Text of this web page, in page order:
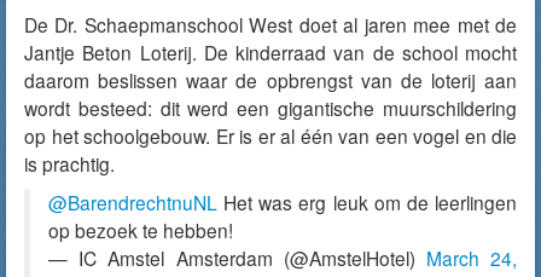
De Dr. Schaepmanschool West doet al jaren mee met de
Jantje Beton Loterij. De kinderraad van de school mocht
daarom beslissen waar de opbrengst van de loterij aan
wordt besteed: dit werd een gigantische muurschildering
op het schoolgebouw. Er is er al één van een vogel en die
is prachtig.
@BarendrechtnuNL Het was erg leuk om de leerlingen
op bezoek te hebben!
— IC Amstel Amsterdam (@AmstelHotel) March 24,